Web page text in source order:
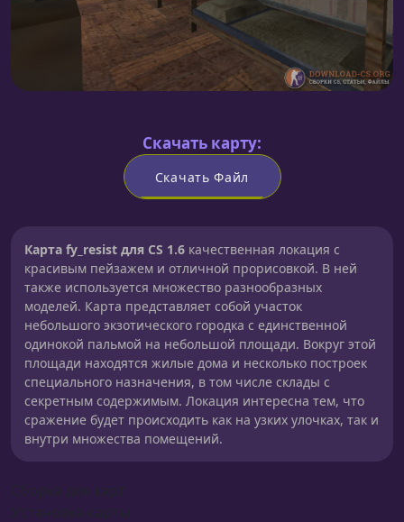
Скачать карту:
Скачать Файл
Карта fy_resist для CS 1.6 качественная локация с
красивым пейзажем и отличной прорисовкой. В ней
также используется множество разнообразных
моделей. Карта представляет собой участок
небольшого экзотического городка с единственной
одинокой пальмой на небольшой площади. Вокруг этой
площади находятся жилые дома и несколько построек
специального назначения, в том числе склады с
секретным содержимым. Локация интересна тем, что
сражение будет происходить как на узких улочках, так и
внутри множества помещений.